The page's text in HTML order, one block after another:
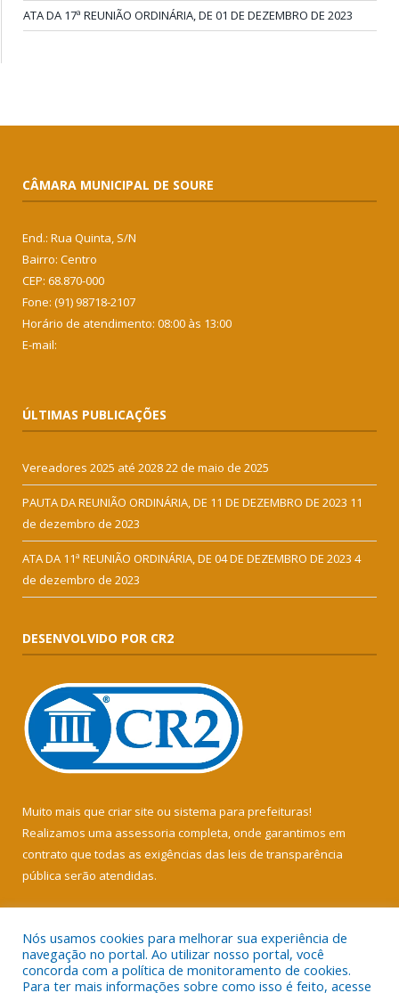
ATA DA 17ª REUNIÃO ORDINÁRIA, DE 01 DE DEZEMBRO DE 2023
CÂMARA MUNICIPAL DE SOURE
End.: Rua Quinta, S/N
Bairro: Centro
CEP: 68.870-000
Fone: (91) 98718-2107
Horário de atendimento: 08:00 às 13:00
E-mail:
ÚLTIMAS PUBLICAÇÕES
Vereadores 2025 até 202822 de maio de 2025
PAUTA DA REUNIÃO ORDINÁRIA, DE 11 DE DEZEMBRO DE 2023 11
de dezembro de 2023
ATA DA 11ª REUNIÃO ORDINÁRIA, DE 04 DE DEZEMBRO DE 2023 4
de dezembro de 2023
DESENVOLVIDO POR CR2
Muito mais que criar site ou sistema para prefeituras!
Realizamos uma assessoria completa, onde garantimos em
contrato que todas as exigências das leis de transparência
pública serão atendidas.
Nós usamos cookies para melhorar sua experiência de
navegação no portal. Ao utilizar nosso portal, você
concorda com a política de monitoramento de cookies.
Para ter mais informações sobre como isso é feito, acesse